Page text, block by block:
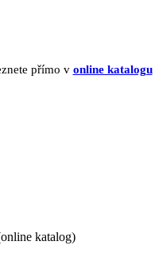
přímo v online katalogu
katalog)